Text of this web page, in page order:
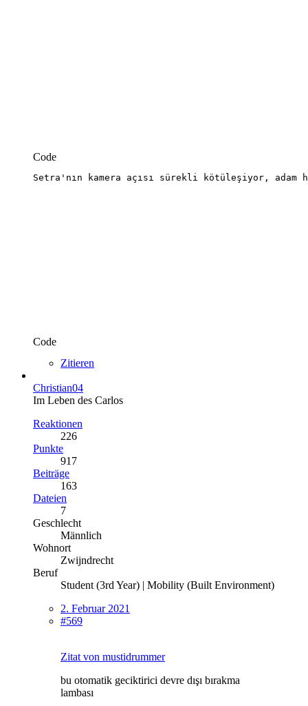
Code
Setra'nın kamera açısı sürekli kötüleşiyor, adam
Code
Zitieren
Christian04
Im Leben des Carlos
Reaktionen
226
Punkte
917
Beiträge
163
Dateien
7
Geschlecht
Männlich
Wohnort
Zwijndrecht
Beruf
Student (3rd Year) | Mobility (Built Environment)
2. Februar 2021
#569
Zitat von mustidrummer
bu otomatik geciktirici devre dışı bırakma
lambası